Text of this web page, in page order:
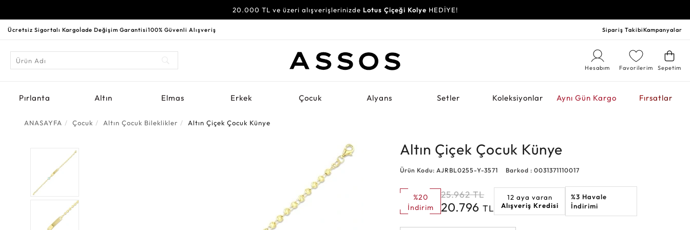
20.000 TL ve üzeri alışverişlerinizde Lotus Çiçeği Kolye HEDİYE!
Ücretsiz Sigortalı Kargoİade Değişim Garantisi100% Güvenli Alışveriş Sipariş TakibiKampanyalar
Sepetim
Favorilerim
Hesabım
Pırlanta Altın Elmas Erkek Çocuk Alyans Setler Koleksiyonlar Aynı Gün Kargo Fırsatlar
ANASAYFA Çocuk Altın Çocuk Bileklikler Altın Çiçek Çocuk Künye
Altın Çiçek Çocuk Künye
Ürün Kodu: AJRBL0255-Y-3571 Barkod : 0031371110017
%20
İndirim
25.962 TL
20.796TL
12 aya varan
Alışveriş Kredisi
%3 Havale
İndirimi